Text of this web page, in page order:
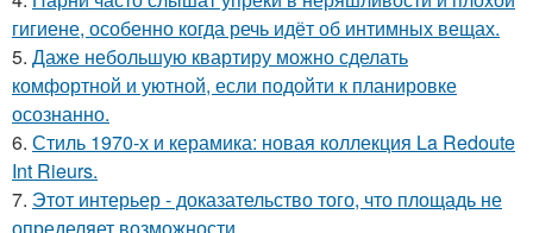
гигиене, особенно когда речь идёт об интимных вещах.
5. Даже небольшую квартиру можно сделать
комфортной и уютной, если подойти к планировке
осознанно.
6. Стиль 1970-х и керамика: новая коллекция La Redoute
Int Rieurs.
7. Этот интерьер - доказательство того, что площадь не